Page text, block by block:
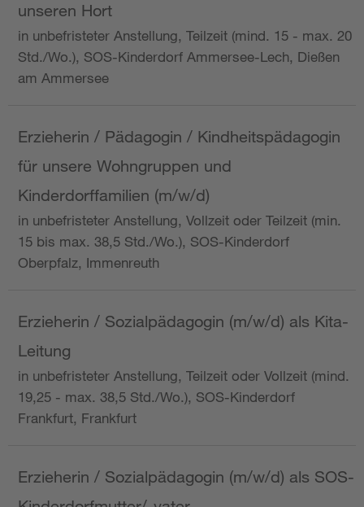
unseren Hort
in unbefristeter Anstellung, Teilzeit (mind. 15 - max. 20
Std./Wo.), SOS-Kinderdorf Ammersee-Lech, Dießen
am Ammersee
Erzieherin / Pädagogin / Kindheitspädagogin
für unsere Wohngruppen und
Kinderdorffamilien (m/w/d)
in unbefristeter Anstellung, Vollzeit oder Teilzeit (min.
15 bis max. 38,5 Std./Wo.), SOS-Kinderdorf
Oberpfalz, Immenreuth
Erzieherin / Sozialpädagogin (m/w/d) als Kita-
Leitung
in unbefristeter Anstellung, Teilzeit oder Vollzeit (mind.
19,25 - max. 38,5 Std./Wo.), SOS-Kinderdorf
Frankfurt, Frankfurt
Erzieherin / Sozialpädagogin (m/w/d) als SOS-